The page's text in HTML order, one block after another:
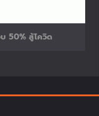
50% สู้โควิด